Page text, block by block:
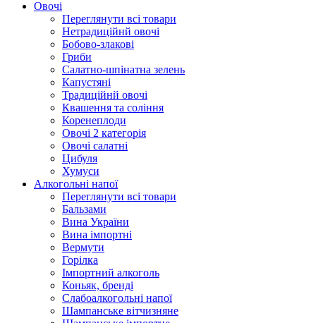
Овочі
Переглянути всі товари
Нетрадиційнй овочі
Бобово-злакові
Гриби
Салатно-шпінатна зелень
Капустяні
Традиційнй овочі
Квашення та соління
Корeнеплоди
Овочі 2 категорія
Овочі салатні
Цибуля
Хумуси
Алкогольні напої
Переглянути всі товари
Бальзами
Вина України
Вина імпортні
Вермути
Горілка
Імпортний алкоголь
Коньяк, бренді
Слабоалкогольні напої
Шампанське вітчизняне